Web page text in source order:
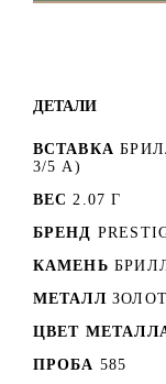
ДЕТАЛИ
ВСТАВКА
3/5 А)
ВЕС 2.07 Г
БРЕНД
КАМЕНЬ
МЕТАЛЛ
ЦВЕТ
ПРОБА 585